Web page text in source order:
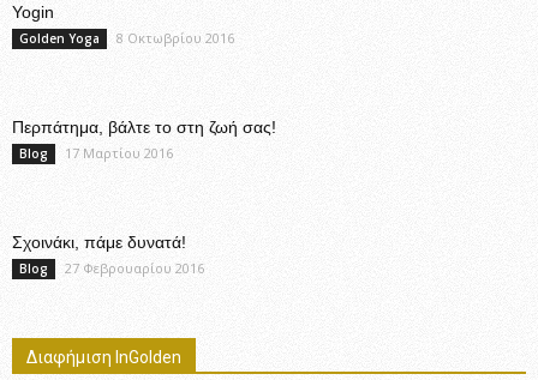
Yogin
Golden Yoga 8 Οκτωβρίου 2016
Περπάτημα, βάλτε το στη ζωή σας!
Blog 17 Μαρτίου 2016
Σχοινάκι, πάμε δυνατά!
Blog 27 Φεβρουαρίου 2016
Διαφήμιση InGolden